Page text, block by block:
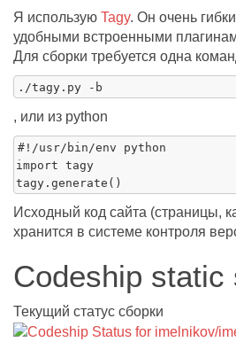
Я использую Tagy. Он очень
удобными встроенными
Для сборки требуется одна
, или из python
#!/usr/bin/env python
import tagy
Исходный код сайта (страницы,
хранится в системе контроля
Codeship static
Текущий статус сборки